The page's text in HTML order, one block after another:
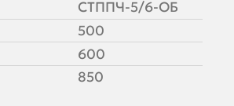
СТППЧ-5/6-ОБ
500
600
850